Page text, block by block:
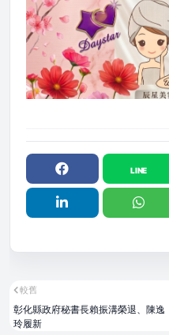
較舊
彰化縣政府秘書長賴振溝榮退、陳逸
玲履新